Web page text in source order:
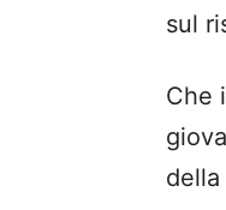
sul
Che